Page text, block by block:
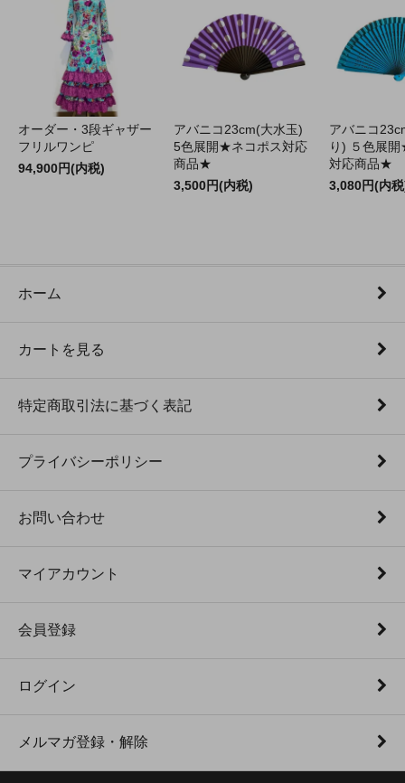
オーダー・3段ギャザー
フリルワンピ
94,900円(内税)
アバニコ23cm(大水玉)
5色展開★ネコポス対応
商品★
3,500円(内税)
アバニコ
り) ５色展
対応商品★
3,080円(内
ホーム
カートを見る
特定商取引法に基づく表記
プライバシーポリシー
お問い合わせ
マイアカウント
会員登録
ログイン
メルマガ登録・解除